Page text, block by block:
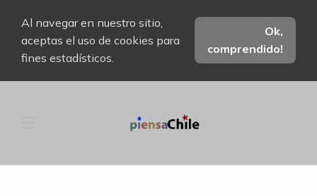
Al navegar en nuestro sitio,
aceptas el uso de cookies para
fines estadísticos.
Ok,
comprendido!